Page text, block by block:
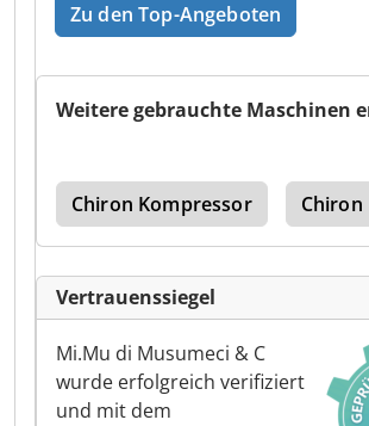
Zu den Top-Angeboten
Weitere gebrauchte Maschinen
Chiron Kompressor Chiron
Vertrauenssiegel
Mi.Mu di Musumeci & C
wurde erfolgreich verifiziert
und mit dem